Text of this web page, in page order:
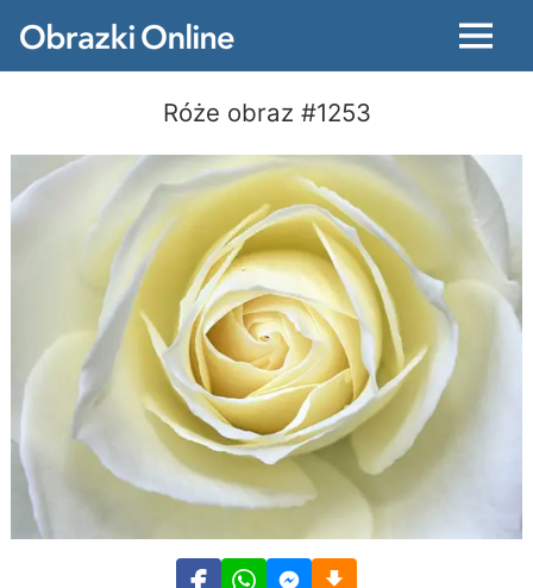
Menu
Róże obraz #1253